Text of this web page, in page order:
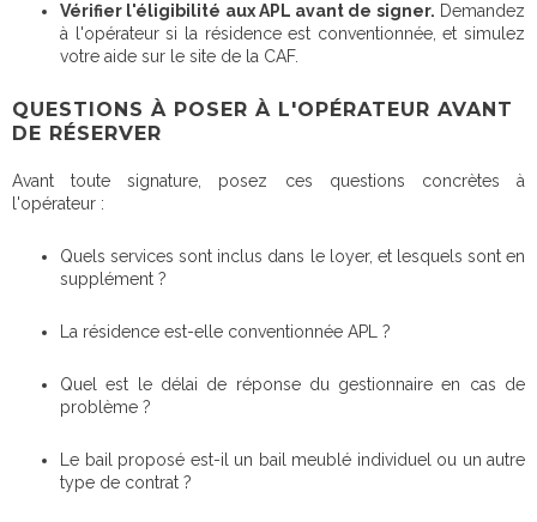
Vérifier l'éligibilité aux APL avant de signer. Demandez
à l'opérateur si la résidence est conventionnée, et simulez
votre aide sur le site de la CAF.
QUESTIONS À POSER À L'OPÉRATEUR AVANT
DE RÉSERVER
Avant toute signature, posez ces questions concrètes à
l'opérateur :
Quels services sont inclus dans le loyer, et lesquels sont en
supplément ?
La résidence est-elle conventionnée APL ?
Quel est le délai de réponse du gestionnaire en cas de
problème ?
Le bail proposé est-il un bail meublé individuel ou un autre
type de contrat ?